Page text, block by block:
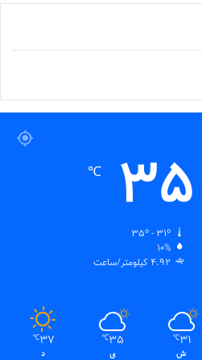
35
℃
10%
4.92 کیلومتر/ساعت
31
℃
ش
35
℃
ی
37
℃
د